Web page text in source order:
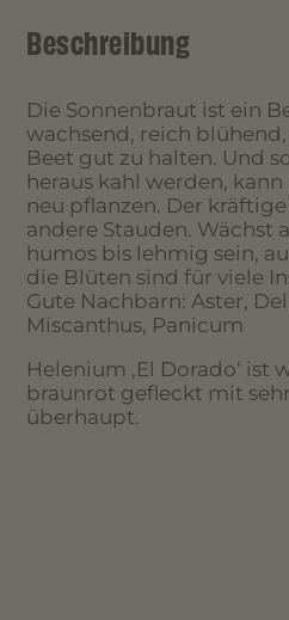
Beschreibung
Die Sonnenbraut ist ein
wachsend, reich
Beet gut zu halten. Und
heraus kahl werden,
neu pflanzen. Der
andere Stauden. Wächst
humos bis lehmig sein,
die Blüten sind für viele
Gute Nachbarn: Aster,
Miscanthus, Panicum
Helenium ‚El Dorado‘
braunrot gefleckt mit
überhaupt.